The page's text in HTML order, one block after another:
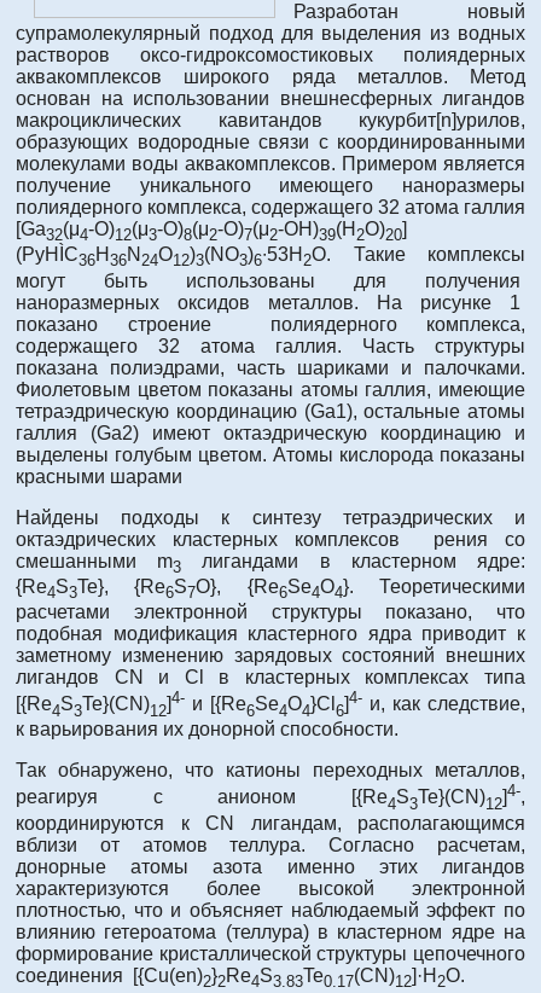
Разработан новый
супрамолекулярный подход для выделения из водных
растворов оксо-гидроксомостиковых полиядерных
аквакомплексов широкого ряда металлов. Метод
основан на использовании внешнесферных лигандов
макроциклических кавитандов кукурбит[n]урилов,
образующих водородные связи с координированными
молекулами воды аквакомплексов. Примером является
получение уникального имеющего наноразмеры
полиядерного комплекса, содержащего 32 атома галлия
[Ga32(μ4-O)12(μ3-O)8(μ2-O)7(μ2-OH)39(H 2O)20]
(PyHÌC36H 36N 24O12)3(NO3)6∙53H 2O. Такие комплексы
могут быть использованы для получения
наноразмерных оксидов металлов. На рисунке 1
показано строение полиядерного комплекса,
содержащего 32 атома галлия. Часть структуры
показана полиэдрами, часть шариками и палочками.
Фиолетовым цветом показаны атомы галлия, имеющие
тетраэдрическую координацию (Ga1), остальные атомы
галлия (Ga2) имеют октаэдрическую координацию и
выделены голубым цветом. Атомы кислорода показаны
красными шарами
Найдены подходы к синтезу тетраэдрических и
октаэдрических кластерных комплексов рения со
смешанными m3 лигандами в кластерном ядре:
{Re4S3Te}, {Re6S7O}, {Re6Se4O4}. Теоретическими
расчетами электронной структуры показано, что
подобная модификация кластерного ядра приводит к
заметному изменению зарядовых состояний внешних
лигандов CN и Cl в кластерных комплексах типа
[{Re4S3Te}(CN)12]4- и [{Re6Se4O4}Cl 6]4- и, как следствие,
к варьирования их донорной способности.
Так обнаружено, что катионы переходных металлов,
реагируя с анионом [{Re4S3Te}(CN)12
4-,
координируются к CN лигандам, располагающимся
вблизи от атомов теллура. Согласно расчетам,
донорные атомы азота именно этих лигандов
характеризуются более высокой электронной
плотностью, что и объясняет наблюдаемый эффект по
влиянию гетероатома (теллура) в кластерном ядре на
формирование кристаллической структуры цепочечного
соединения [{Cu(en)2}2Re4S3.83Te0.17(CN)12]·H 2O.